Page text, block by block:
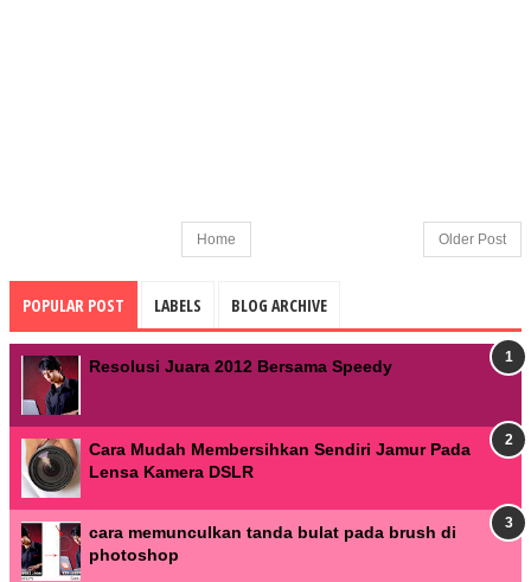
Older Post
Home
POPULAR POST LABELS BLOG ARCHIVE
Resolusi Juara 2012 Bersama Speedy
Cara Mudah Membersihkan Sendiri Jamur Pada
Lensa Kamera DSLR
cara memunculkan tanda bulat pada brush di
photoshop